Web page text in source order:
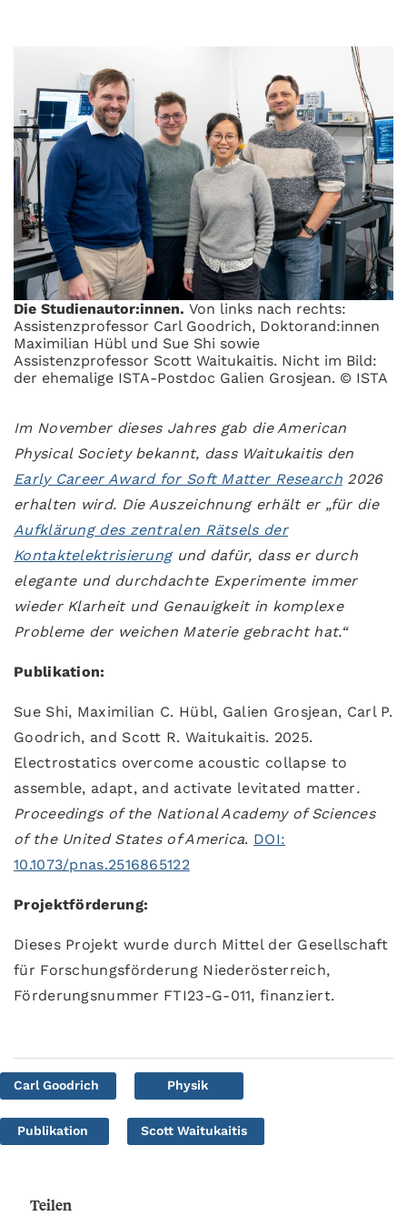
Die Studienautor:innen. Von links nach rechts:
Assistenzprofessor Carl Goodrich, Doktorand:innen
Maximilian Hübl und Sue Shi sowie
Assistenzprofessor Scott Waitukaitis. Nicht im Bild:
der ehemalige ISTA-Postdoc Galien Grosjean. © ISTA
Im November dieses Jahres gab die American
Physical Society bekannt, dass Waitukaitis den
Early Career Award for Soft Matter Research2026
erhalten wird. Die Auszeichnung erhält er „für die
Aufklärung des zentralen Rätsels der
Kontaktelektrisierungund dafür, dass er durch
elegante und durchdachte Experimente immer
wieder Klarheit und Genauigkeit in komplexe
Probleme der weichen Materie gebracht hat.“
Publikation:
Sue Shi, Maximilian C. Hübl, Galien Grosjean, Carl P.
Goodrich, and Scott R. Waitukaitis. 2025.
Electrostatics overcome acoustic collapse to
assemble, adapt, and activate levitated matter.
Proceedings of the National Academy of Sciences
of the United States of America. DOI:
10.1073/pnas.2516865122
Projektförderung:
Dieses Projekt wurde durch Mittel der Gesellschaft
für Forschungsförderung Niederösterreich,
Förderungsnummer FTI23-G-011, finanziert.
Carl Goodrich Physik
Publikation Scott Waitukaitis
Teilen